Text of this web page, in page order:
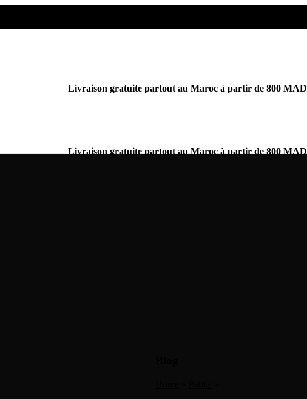
Livraison gratuite partout au Maroc à partir de 800 MAD
Livraison gratuite partout au Maroc à partir de 800 MAD